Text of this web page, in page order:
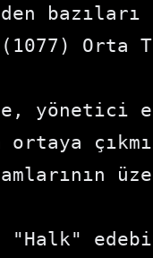
bazıları
Orta
ortaya
"Halk"